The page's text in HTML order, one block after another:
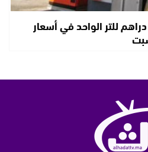
زيادة مرتقبة ما بين 2و3 دراهم للتر الواحد في أسعار